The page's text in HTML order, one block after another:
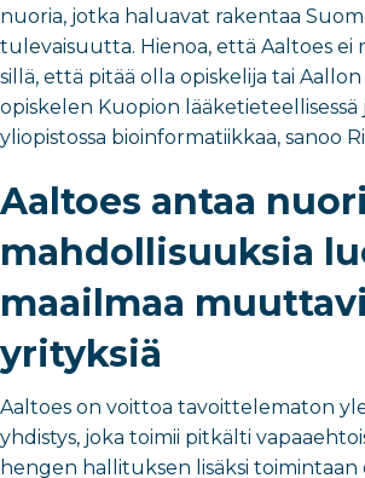
nuoria, jotka haluavat rakentaa
tulevaisuutta. Hienoa, että Aaltoes ei
sillä, että pitää olla opiskelija tai
opiskelen Kuopion lääketieteellisessä
yliopistossa bioinformatiikkaa, sanoo
Aaltoes antaa
mahdollisuuksia
maailmaa
yrityksiä
Aaltoes on voittoa tavoittelematon
yhdistys, joka toimii pitkälti
hengen hallituksen lisäksi toimintaan